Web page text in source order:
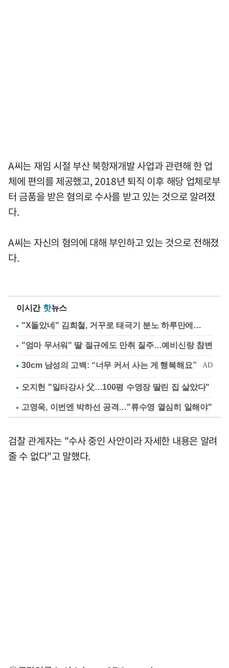
A씨는 재임 시절 부산 북항재개발 사업과 관련해 한 업
체에 편의를 제공했고, 2018년 퇴직 이후 해당 업체로부
터 금품을 받은 혐의로 수사를 받고 있는 것으로 알려졌
다.
A씨는 자신의 혐의에 대해 부인하고 있는 것으로 전해졌
다.
이시간 핫뉴스
"X돌았네" 김희철, 거꾸로 태극기 분노 하루만에…
"엄마 무서워" 딸 절규에도 만취 질주…예비신랑 참변
오지헌 "일타강사 父…100평 수영장 딸린 집 살았다"
고영욱, 이번엔 박하선 공격…"류수영 열심히 일해야"
검찰 관계자는 "수사 중인 사안이라 자세한 내용은 알려
줄 수 없다"고 말했다.